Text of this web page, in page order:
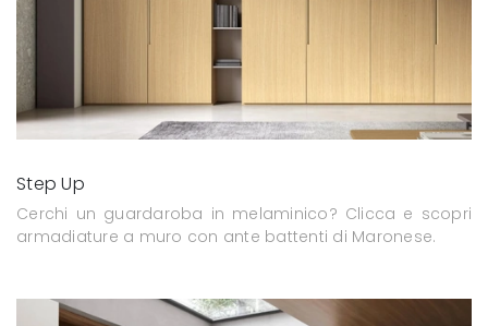
Step Up
Cerchi un guardaroba in melaminico? Clicca e scopri
armadiature a muro con ante battenti di Maronese.